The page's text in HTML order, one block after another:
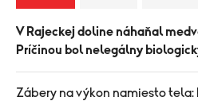
V Rajeckej doline náhaňal
Príčinou bol nelegálny
Zábery na výkon namiesto